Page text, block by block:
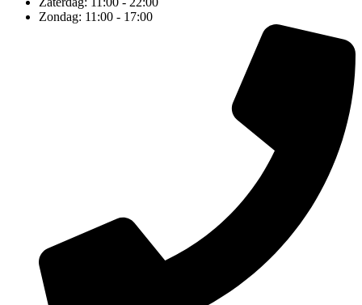
Zondag: 11:00 - 17:00